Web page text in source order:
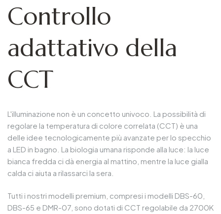
Controllo
adattativo della
CCT
L'illuminazione non è un concetto univoco. La possibilità di
regolare la temperatura di colore correlata (CCT) è una
delle idee tecnologicamente più avanzate per lo specchio
a LED in bagno. La biologia umana risponde alla luce: la luce
bianca fredda ci dà energia al mattino, mentre la luce gialla
calda ci aiuta a rilassarci la sera.
Tutti i nostri modelli premium, compresi i modelli DBS-60,
DBS-65 e DMR-07, sono dotati di CCT regolabile da 2700K